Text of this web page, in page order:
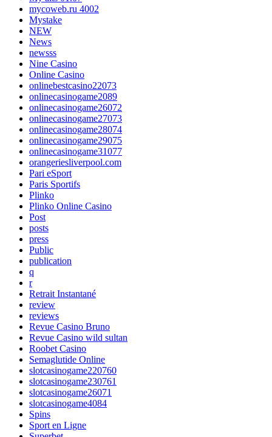
mycoweb.ru 4002
Mystake
NEW
News
newsss
Nine Casino
Online Casino
onlinebestcasino22073
onlinecasinogame2089
onlinecasinogame26072
onlinecasinogame27073
onlinecasinogame28074
onlinecasinogame29075
onlinecasinogame31077
orangeriesliverpool.com
Pari eSport
Paris Sportifs
Plinko
Plinko Online Casino
Post
posts
press
Public
publication
q
r
Retrait Instantané
review
reviews
Revue Casino Bruno
Revue Casino wild sultan
Roobet Casino
Semaglutide Online
slotcasinogame220760
slotcasinogame230761
slotcasinogame26071
slotcasinogame4084
Spins
Sport en Ligne